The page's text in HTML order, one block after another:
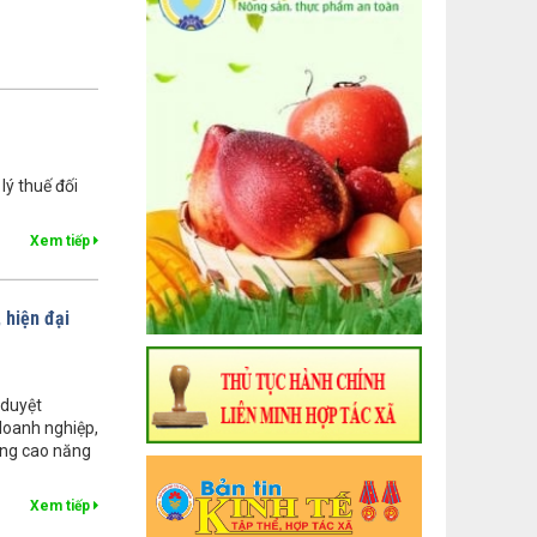
thuế đối
Xem tiếp
hiện đại
nghiệp,
cao năng
Xem tiếp